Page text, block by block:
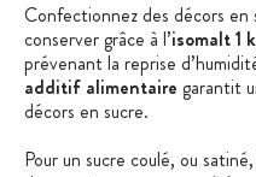
Confectionnez des décors en
conserver grâce à l’isomalt 1
prévenant la reprise
additif alimentaire garantit
décors en sucre.
Pour un sucre coulé, ou